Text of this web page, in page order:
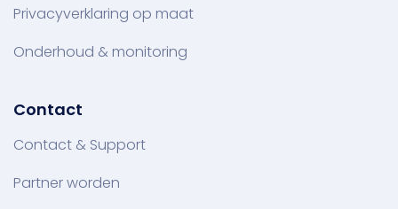
Privacyverklaring op maat
Onderhoud & monitoring
Contact
Contact & Support
Partner worden